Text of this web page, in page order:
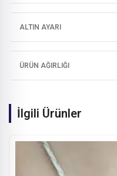
ALTIN AYARI
ÜRÜN AĞIRLIĞI
İlgili Ürünler